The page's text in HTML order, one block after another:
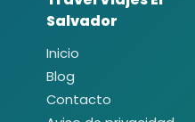
Salvador
Inicio
Blog
Contacto